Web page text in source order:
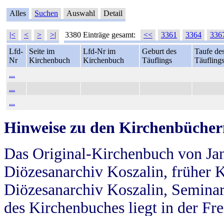
Alles Suchen Auswahl Detail
|< < > >| 3380 Einträge gesamt: << 3361 3364
Lfd-
Nr
Seite im
Kirchenbuch
Lfd-Nr im
Kirchenbuch
Geburt des
Täuflings
Taufe
Täuflings
...
...
...
Hinweise zu den
Das Original-Kirchenbuch von
Diözesanarchiv Koszalin, früher
Diözesanarchiv Koszalin,
des Kirchenbuches liegt in der